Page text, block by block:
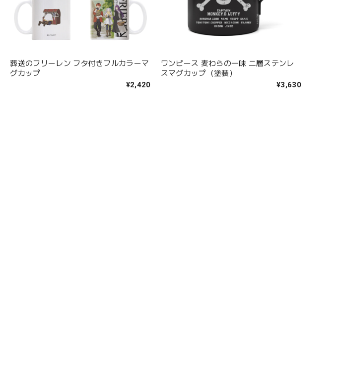
葬送のフリーレン フタ付きフルカラーマ
グカップ
¥2,420
ワンピース 麦わらの一味 二層ステンレ
スマグカップ（塗装）
¥3,630